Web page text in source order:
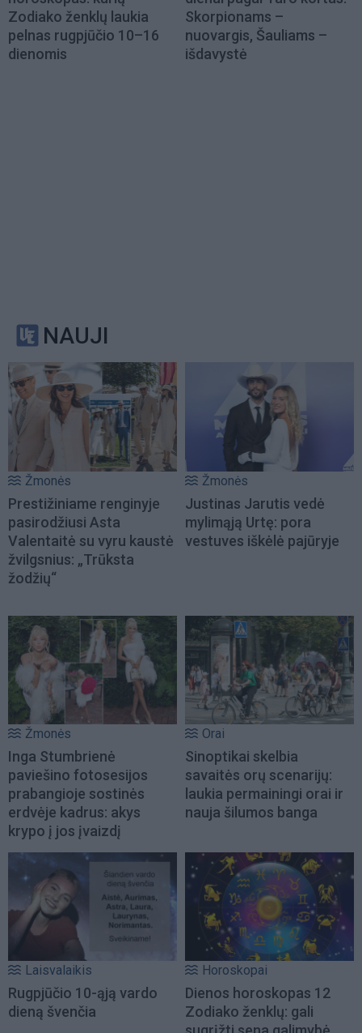
Zodiako ženklų laukia
pelnas rugpjūčio 10–16
dienomis
Skorpionams –
nuovargis, Šauliams –
išdavystė
NAUJI
Žmonės
Prestižiniame renginyje
pasirodžiusi Asta
Valentaitė su vyru kaustė
žvilgsnius: „Trūksta
žodžių“
Žmonės
Justinas Jarutis vedė
mylimąją Urtę: pora
vestuves iškėlė pajūryje
Žmonės
Inga Stumbrienė
paviešino fotosesijos
prabangioje sostinės
erdvėje kadrus: akys
krypo į jos įvaizdį
Orai
Sinoptikai skelbia
savaitės orų scenarijų:
laukia permainingi orai ir
nauja šilumos banga
Laisvalaikis
Rugpjūčio 10-ąją vardo
dieną švenčia
Horoskopai
Dienos horoskopas 12
Zodiako ženklų: gali